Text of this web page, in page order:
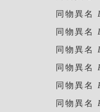
同物異名
同物異名
同物異名
同物異名
同物異名
同物異名